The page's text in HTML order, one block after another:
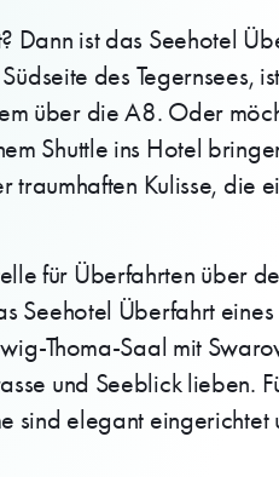
Dann ist das Seehotel
des Tegernsees,
über die A8. Oder
Shuttle ins Hotel
Kulisse, die
für Überfahrten über
Seehotel Überfahrt
Thoma-Saal mit
und Seeblick lieben.
sind elegant eingerichtet